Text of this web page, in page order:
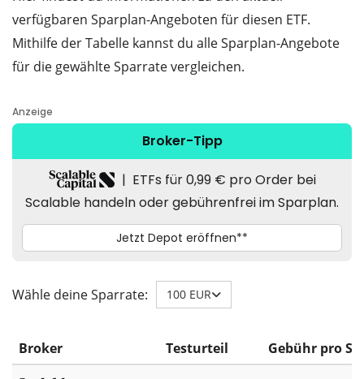
verfügbaren Sparplan-Angeboten für diesen ETF.
Mithilfe der Tabelle kannst du alle Sparplan-Angebote
für die gewählte Sparrate vergleichen.
Wähle deine Sparrate: 100 EUR
Broker Testurteil Gebühr pro